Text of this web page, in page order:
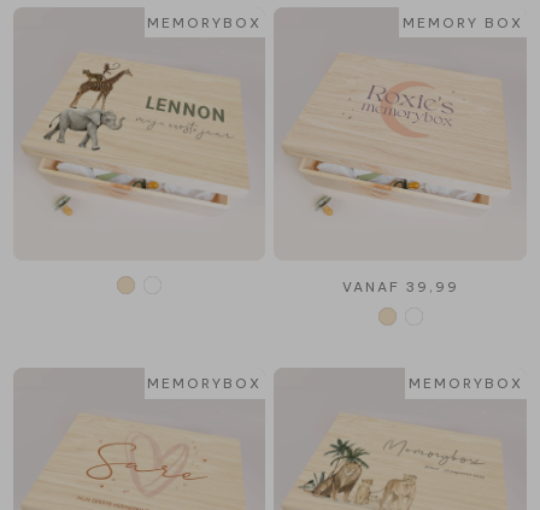
MEMORYBOX MEMORY BOX
VANAF 39,99
MEMORYBOX MEMORYBOX